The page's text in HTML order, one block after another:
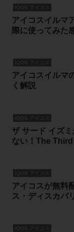
IQOS アイコス
アイコスイルマ
際に使ってみた
IQOS アイコス
アイコスイルマ
く解説
IQOS アイコス
ザ サード イズ
ない！The
IQOS アイコス
アイコスが無料
ス・ディスカバ
IQOS アイコス